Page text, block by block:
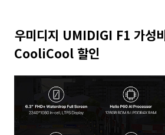
우미디지 UMIDIGI F1 가성
CooliCool 할인